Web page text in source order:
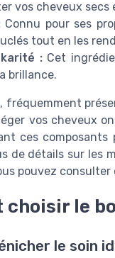
vos cheveux secs
Connu pour ses
tout en les
:Cet
brillance.
fréquemment
vos cheveux
ces
de détails sur les
pouvez consulter
choisir le
le soin